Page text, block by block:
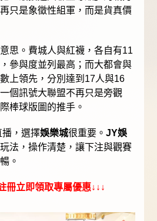
只是象徵性組軍，而是貨真價
思。費城人與紅襪，各自有11
參與度並列最高；而大都會與
上領先，分別達到17人與16
個訊號大聯盟不再只是旁觀
棒球版圖的推手。
，選擇娛樂城很重要。JY娛
法，操作清楚，讓下注與觀賽
。
冊立即領取專屬優惠↓↓↓